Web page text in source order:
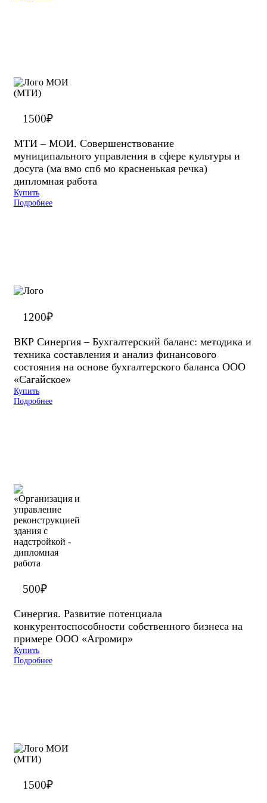
1500₽
МТИ – МОИ. Совершенствование
муниципального управления в сфере культуры и
досуга (ма вмо спб мо красненькая речка)
дипломная работа
Купить
Подробнее
1200₽
ВКР Синергия – Бухгалтерский баланс: методика и
техника составления и анализ финансового
состояния на основе бухгалтерского баланса ООО
«Сагайское»
Купить
Подробнее
500₽
Синергия. Развитие потенциала
конкурентоспособности собственного бизнеса на
примере ООО «Агромир»
Купить
Подробнее
1500₽